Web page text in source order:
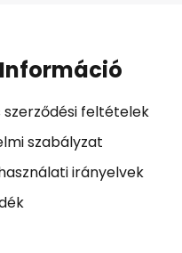
szerződési feltételek
szabályzat
irányelvek